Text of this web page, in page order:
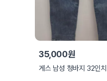
35,000원
게스 남성 청바지 32인치